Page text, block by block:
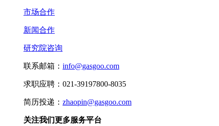
市场合作
新闻合作
研究院咨询
联系邮箱： info@gasgoo.com
求职应聘：021-39197800-8035
简历投递： zhaopin@gasgoo.com
关注我们更多服务平台